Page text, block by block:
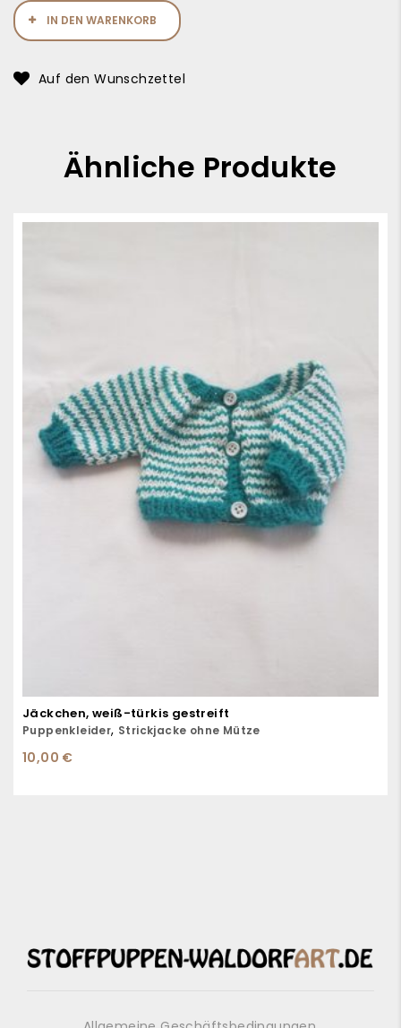
IN DEN WARENKORB
Auf den Wunschzettel
Ähnliche Produkte
Jäckchen, weiß-türkis gestreift
Puppenkleider, Strickjacke ohne Mütze
10,00 €